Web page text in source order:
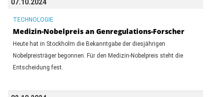
07.10.2024
TECHNOLOGIE
Medizin-Nobelpreis an Genregulations-Forscher
Heute hat in Stockholm die Bekanntgabe der diesjährigen
Nobelpreisträger begonnen. Für den Medizin-Nobelpreis steht die
Entscheidung fest.